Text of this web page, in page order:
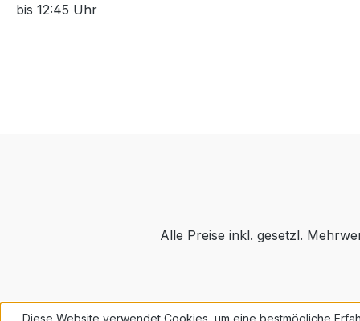
bis 12:45 Uhr
Alle Preise inkl. gesetzl.
Diese Website verwendet Cookies, um eine bestmögliche